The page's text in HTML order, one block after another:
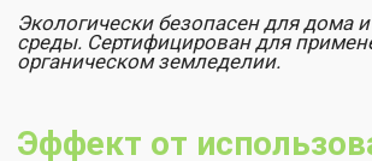
бактерий); азотфиксирующие, фосфор– и
калиймобилизирующие бактерии Azotobacter,
Состав:
Опрыскивание листьев растений и грунта